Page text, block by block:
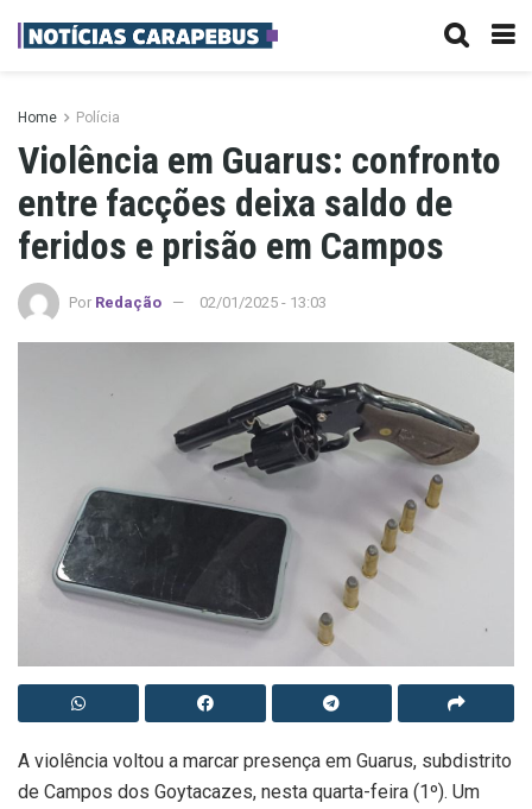
Home Polícia
Violência em Guarus: confronto
entre facções deixa saldo de
feridos e prisão em Campos
Por Redação 02/01/2025 - 13:03
A violência voltou a marcar presença em Guarus, subdistrito
de Campos dos Goytacazes, nesta quarta-feira (1º). Um